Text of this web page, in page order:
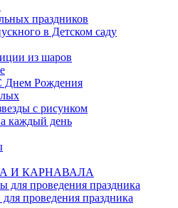
праздников
в Детском саду
из шаров
Днем Рождения
с рисунком
каждый день
И КАРНАВАЛА
для проведения праздника
проведения праздника